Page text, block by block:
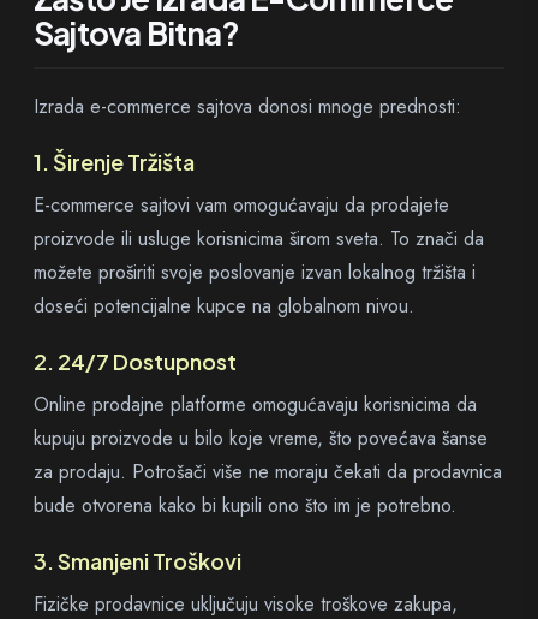
Sajtova Bitna?
Izrada e-commerce sajtova donosi mnoge prednosti:
1. Širenje Tržišta
E-commerce sajtovi vam omogućavaju da prodajete
proizvode ili usluge korisnicima širom sveta. To znači da
možete proširiti svoje poslovanje izvan lokalnog tržišta i
doseći potencijalne kupce na globalnom nivou.
2. 24/7 Dostupnost
Online prodajne platforme omogućavaju korisnicima da
kupuju proizvode u bilo koje vreme, što povećava šanse
za prodaju. Potrošači više ne moraju čekati da prodavnica
bude otvorena kako bi kupili ono što im je potrebno.
3. Smanjeni Troškovi
Fizičke prodavnice uključuju visoke troškove zakupa,